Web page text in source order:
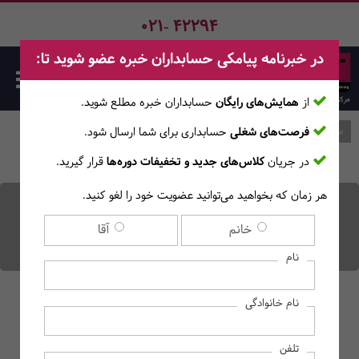
021- 42294
نرخ بیمه آزاد و اختیاری؛ حق
بیمه 1403 چقدر است؟
صفحه اصلی وبلاگ
در خبرنامه پیامکی حسابداران خبره عضو شوید تا:
از همایش‌های رایگان حسابداران خبره مطلع ‎شوید.
فرصت‌های شغلی حسابداری برای شما ارسال شود.
در جریانکلاس‌های جدید و تخفیفات دوره‌هاقرار گیرید.
هر زمان که بخواهید می‌توانید عضویت خود را لغو کنید.
خانم آقا
نام
نام خانوادگی
تلفن